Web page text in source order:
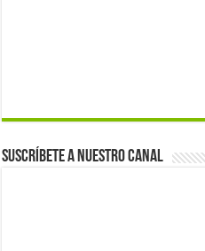
Suscríbete a nuestro canal